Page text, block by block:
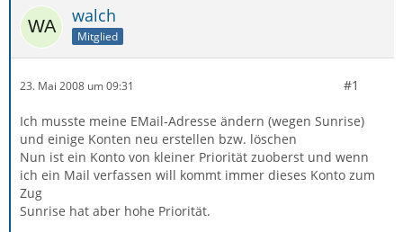
walch
Mitglied
23. Mai 2008 um 09:31 #1
Ich musste meine EMail-Adresse ändern (wegen Sunrise)
und einige Konten neu erstellen bzw. löschen
Nun ist ein Konto von kleiner Priorität zuoberst und wenn
ich ein Mail verfassen will kommt immer dieses Konto zum
Zug
Sunrise hat aber hohe Priorität.